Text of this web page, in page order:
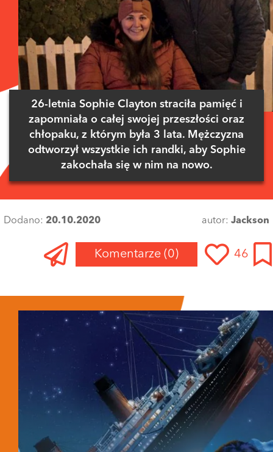
26-letnia Sophie Clayton straciła pamięć i
zapomniała o całej swojej przeszłości oraz
chłopaku, z którym była 3 lata. Mężczyzna
odtworzył wszystkie ich randki, aby Sophie
zakochała się w nim na nowo.
Dodano: 20.10.2020 autor: Jackson
Komentarze (0) 46